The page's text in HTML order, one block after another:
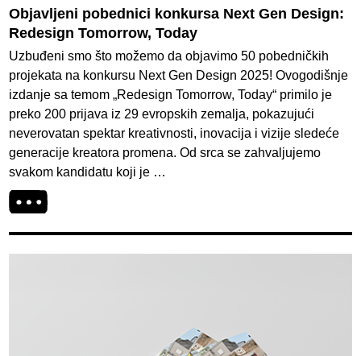
Objavljeni pobednici konkursa Next Gen Design:
Redesign Tomorrow, Today
Uzbuđeni smo što možemo da objavimo 50 pobedničkih
projekata na konkursu Next Gen Design 2025! Ovogodišnje
izdanje sa temom „Redesign Tomorrow, Today“ primilo je
preko 200 prijava iz 29 evropskih zemalja, pokazujući
neverovatan spektar kreativnosti, inovacija i vizije sledeće
generacije kreatora promena. Od srca se zahvaljujemo
svakom kandidatu koji je …